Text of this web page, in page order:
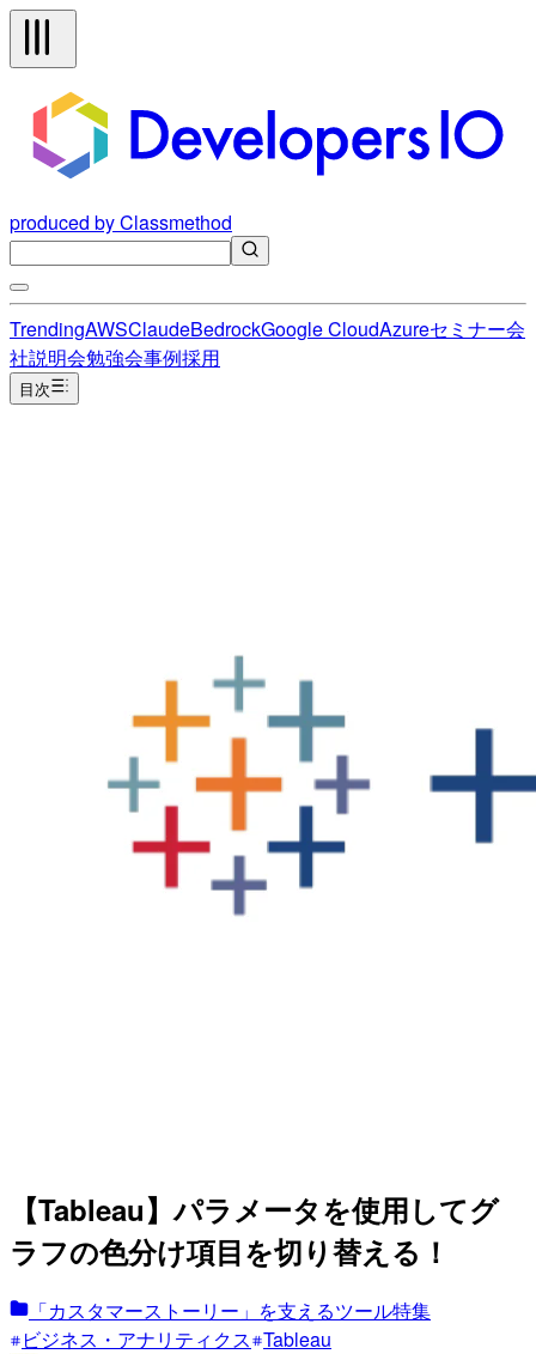
produced by Classmethod
TrendingAWSClaudeBedrockGoogle CloudAzureセミナー会
社説明会勉強会事例採用
目次
【Tableau】パラメータを使用してグ
ラフの色分け項目を切り替える！
「カスタマーストーリー」を支えるツール特集
ビジネス・アナリティクス Tableau